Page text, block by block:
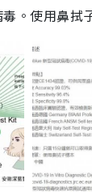
。使用鼻拭